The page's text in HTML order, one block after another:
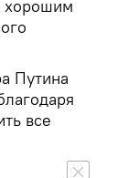
хорошим
Путина
все